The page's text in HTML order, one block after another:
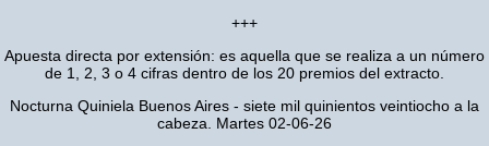
+++
Apuesta directa por extensión: es aquella que se realiza a un número
de 1, 2, 3 o 4 cifras dentro de los 20 premios del extracto.
Nocturna Quiniela Buenos Aires - siete mil quinientos veintiocho a la
cabeza. Martes 02-06-26